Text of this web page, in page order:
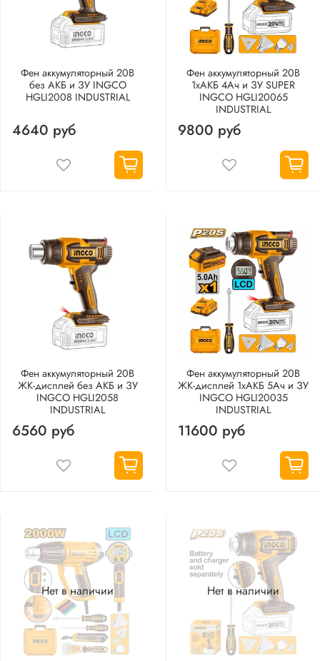
Фен аккумуляторный 20В
без АКБ и ЗУ INGCO
HGLI2008 INDUSTRIAL
4640 руб
Фен аккумуляторный 20В
1хАКБ 4Ач и ЗУ SUPER
INGCO HGLI20065
INDUSTRIAL
9800 руб
Фен аккумуляторный 20В
ЖК-дисплей без АКБ и ЗУ
INGCO HGLI2058
INDUSTRIAL
6560 руб
Фен аккумуляторный 20В
ЖК-дисплей 1хАКБ 5Ач и ЗУ
INGCO HGLI20035
INDUSTRIAL
11600 руб
Нет в наличии Нет в наличии